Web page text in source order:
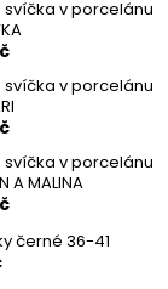
svíčka v porcelánu
svíčka v porcelánu
svíčka v porcelánu
A MALINA
černé 36-41